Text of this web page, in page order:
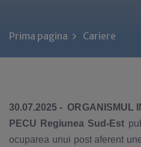
Prima pagina Cariere
30.07.2025 - ORGANISMUL
PECU Regiunea Sud-Est
ocuparea unui post aferent